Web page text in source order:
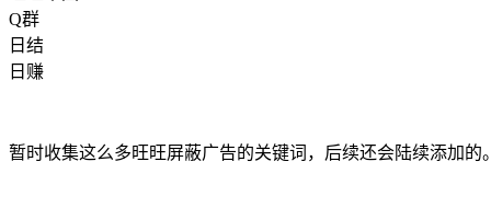
Q群
日结
日赚
暂时收集这么多旺旺屏蔽广告的关键词，后续还会陆续添加的